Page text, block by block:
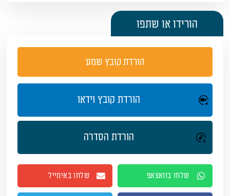
הורידו או שתפו
הורדת קובץ שמע
הורדת קובץ וידאו
הורדת הסדרה
שלחו בוואצאפ שלחו באימייל